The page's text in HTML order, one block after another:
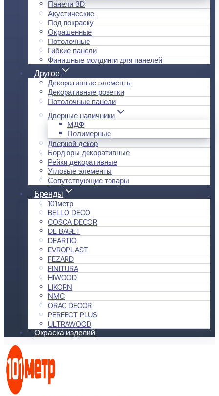
Панели 3D
Акустические
Под покраску
Окрашенные
Потолочные
Гибкие панели
Финишные молдинги для панелей
Другое
Декоративные элементы
Декоративные розетки
Потолочные панели
Дверные наличники
МДФ
Полимерные
Дверной декор
Бордюры декоративные
Рейки декоративные
Угловые элементы
Сопутствующие товары
Бренды
101метр
BELLO DECO
COSCA DECOR
DE BAGET
DEARTIO
EVROPLAST
FEZARD
FINITURA
HIWOOD
LIKORN
NMC
ORAC DECOR
PERFECT PLUS
ULTRAWOOD
Окраска изделий